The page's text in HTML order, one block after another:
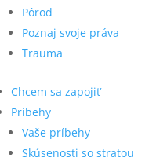
Pôrod
Poznaj svoje práva
Trauma
Chcem sa zapojiť
Príbehy
Vaše príbehy
Skúsenosti so stratou